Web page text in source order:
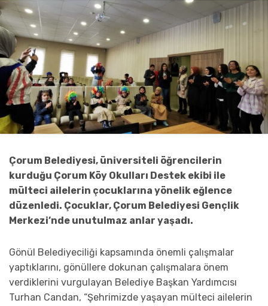
Çorum Belediyesi, üniversiteli öğrencilerin
kurduğu Çorum Köy Okulları Destek ekibi ile
mülteci ailelerin çocuklarına yönelik eğlence
düzenledi. Çocuklar, Çorum Belediyesi Gençlik
Merkezi’nde unutulmaz anlar yaşadı.
Gönül Belediyeciliği kapsamında önemli çalışmalar
yaptıklarını, gönüllere dokunan çalışmalara önem
verdiklerini vurgulayan Belediye Başkan Yardımcısı
Turhan Candan, “Şehrimizde yaşayan mülteci ailelerin